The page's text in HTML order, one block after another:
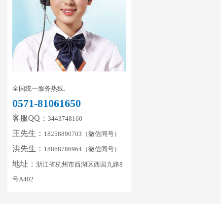
全国统一服务热线:
0571-81061650
客服QQ： 3443748160
王先生： 18258890703（微信同号）
洪先生： 18868786964（微信同号）
地址： 浙江省杭州市西湖区西园九路8
号A402